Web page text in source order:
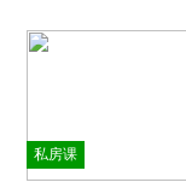
私房课